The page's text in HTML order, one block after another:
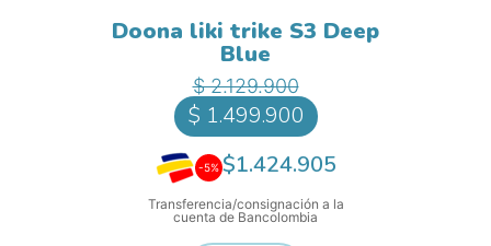
Doona liki trike S3 Deep
BluePrecio base
$ 2.129.900Precio
$ 1.499.900
-5% $1.424.905
Transferencia/consignación a la
cuenta de Bancolombia